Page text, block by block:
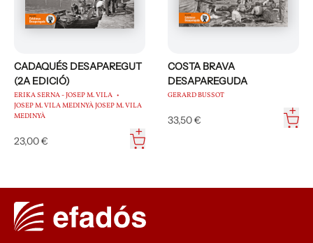
CADAQUÉS DESAPAREGUT
(2A EDICIÓ)
ERIKA SERNA - JOSEP M. VILA
JOSEP M. VILA MEDINYÀ JOSEP M. VILA
MEDINYÀ
23,00 €
COSTA BRAVA
DESAPAREGUDA
GERARD BUSSOT
33,50 €